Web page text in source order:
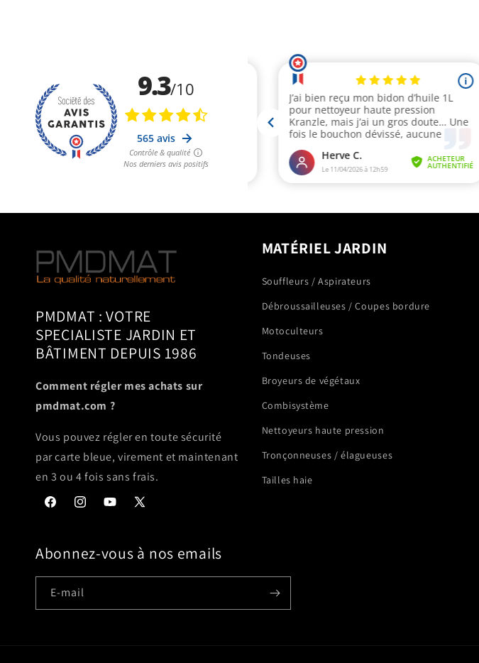
PMDMAT : VOTRE
SPECIALISTE JARDIN ET
BÂTIMENT DEPUIS 1986
Comment régler mes achats sur
pmdmat.com ?
Vous pouvez régler en toute sécurité
par carte bleue, virement et maintenant
en 3 ou 4 fois sans frais.
FacebookInstagramYouTube
X
MATÉRIEL JARDIN
Souffleurs / Aspirateurs
Débroussailleuses / Coupes bordure
Motoculteurs
Tondeuses
Broyeurs de végétaux
Combisystème
Nettoyeurs haute pression
Tronçonneuses / élagueuses
Tailles haie
Abonnez-vous à nos emails
E-mail